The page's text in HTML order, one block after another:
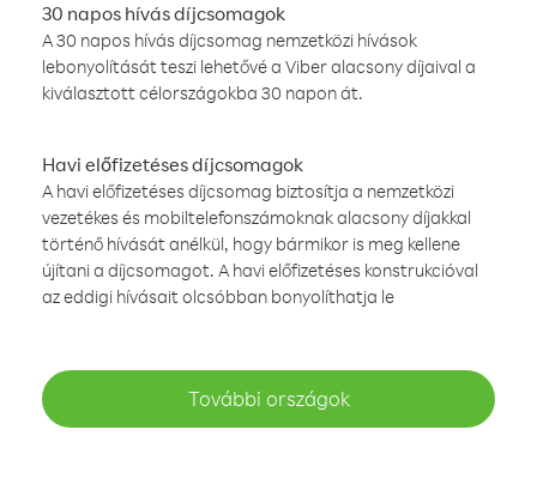
30 napos hívás díjcsomagok
A 30 napos hívás díjcsomag nemzetközi hívások
lebonyolítását teszi lehetővé a Viber alacsony díjaival a
kiválasztott célországokba 30 napon át.
Havi előfizetéses díjcsomagok
A havi előfizetéses díjcsomag biztosítja a nemzetközi
vezetékes és mobiltelefonszámoknak alacsony díjakkal
történő hívását anélkül, hogy bármikor is meg kellene
újítani a díjcsomagot. A havi előfizetéses konstrukcióval
az eddigi hívásait olcsóbban bonyolíthatja le
További országok